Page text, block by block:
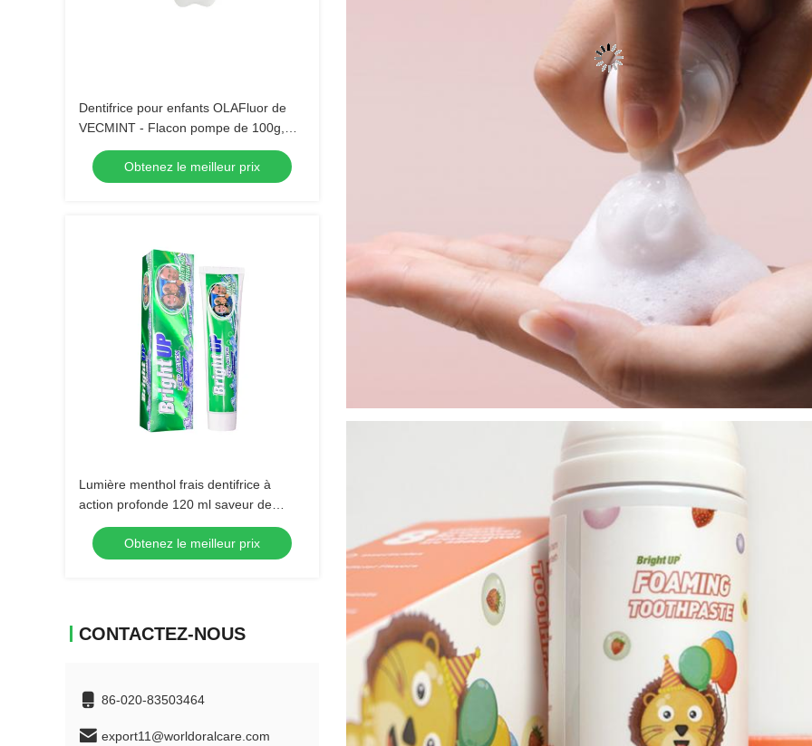
Dentifrice pour enfants OLAFluor de
VECMINT - Flacon pompe de 100g,
goût fraise, dentifrice sûr pour l'hygiène
bucco-dentaire quotidienne des
enfants
Obtenez le meilleur prix
Lumière menthol frais dentifrice à
action profonde 120 ml saveur de
menthe hygiène buccale en gros
Obtenez le meilleur prix
CONTACTEZ-NOUS
86-020-83503464
export11@worldoralcare.com